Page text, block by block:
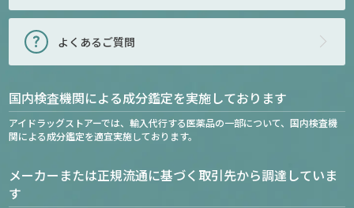
よくあるご質問
国内検査機関による成分鑑定を実施しております
アイドラッグストアーでは、輸入代行する医薬品の一部について、国内検査機
関による成分鑑定を適宜実施しております。
メーカーまたは正規流通に基づく取引先から調達していま
す